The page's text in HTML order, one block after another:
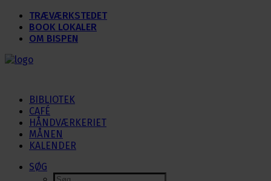
TRÆVÆRKSTEDET
BOOK LOKALER
OM BISPEN
BIBLIOTEK
CAFÉ
HÅNDVÆRKERIET
MÅNEN
KALENDER
SØG